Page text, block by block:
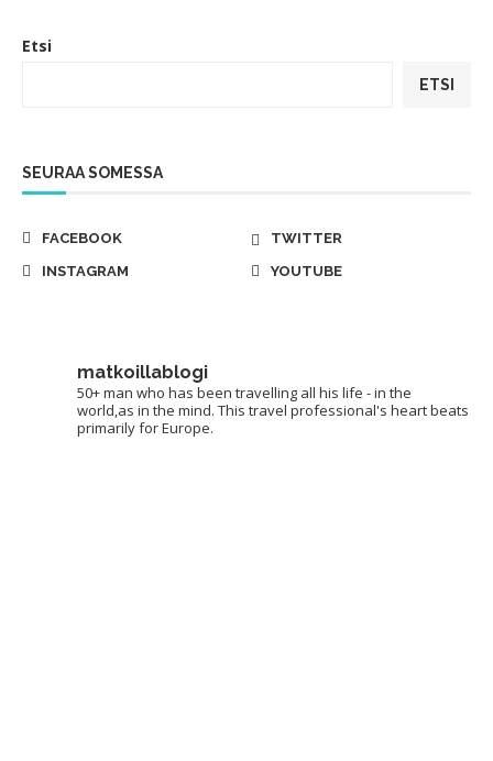
Etsi
ETSI
SEURAA SOMESSA
FACEBOOK
TWITTER
INSTAGRAM
YOUTUBE
matkoillablogi
50+ man who has been travelling all his life - in the
world,as in the mind. This travel professional's heart beats
primarily for Europe.